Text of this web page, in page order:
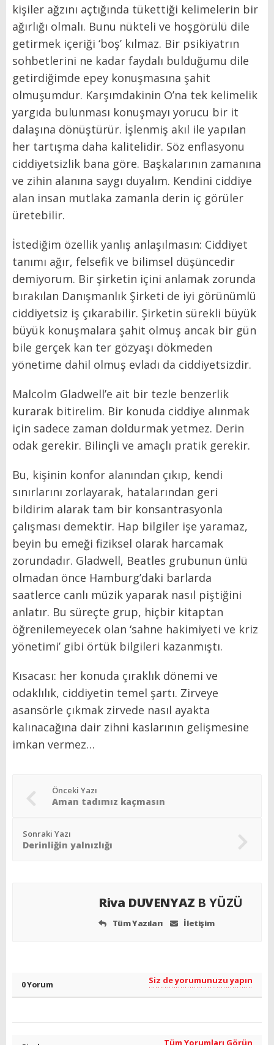
kişiler ağzını açtığında tükettiği kelimelerin bir
ağırlığı olmalı. Bunu nükteli ve hoşgörülü dile
getirmek içeriği ‘boş’ kılmaz. Bir psikiyatrın
sohbetlerini ne kadar faydalı bulduğumu dile
getirdiğimde epey konuşmasına şahit
olmuşumdur. Karşımdakinin O’na tek kelimelik
yargıda bulunması konuşmayı yorucu bir it
dalaşına dönüştürür. İşlenmiş akıl ile yapılan
her tartışma daha kalitelidir. Söz enflasyonu
ciddiyetsizlik bana göre. Başkalarının zamanına
ve zihin alanına saygı duyalım. Kendini ciddiye
alan insan mutlaka zamanla derin iç görüler
üretebilir.
İstediğim özellik yanlış anlaşılmasın: Ciddiyet
tanımı ağır, felsefik ve bilimsel düşüncedir
demiyorum. Bir şirketin içini anlamak zorunda
bırakılan Danışmanlık Şirketi de iyi görünümlü
ciddiyetsiz iş çıkarabilir. Şirketin sürekli büyük
büyük konuşmalara şahit olmuş ancak bir gün
bile gerçek kan ter gözyaşı dökmeden
yönetime dahil olmuş evladı da ciddiyetsizdir.
Malcolm Gladwell’e ait bir tezle benzerlik
kurarak bitirelim. Bir konuda ciddiye alınmak
için sadece zaman doldurmak yetmez. Derin
odak gerekir. Bilinçli ve amaçlı pratik gerekir.
Bu, kişinin konfor alanından çıkıp, kendi
sınırlarını zorlayarak, hatalarından geri
bildirim alarak tam bir konsantrasyonla
çalışması demektir. Hap bilgiler işe yaramaz,
beyin bu emeği fiziksel olarak harcamak
zorundadır. Gladwell, Beatles grubunun ünlü
olmadan önce Hamburg’daki barlarda
saatlerce canlı müzik yaparak nasıl piştiğini
anlatır. Bu süreçte grup, hiçbir kitaptan
öğrenilemeyecek olan ‘sahne hakimiyeti ve kriz
yönetimi’ gibi örtük bilgileri kazanmıştı.
Kısacası: her konuda çıraklık dönemi ve
odaklılık, ciddiyetin temel şartı. Zirveye
asansörle çıkmak zirvede nasıl ayakta
kalınacağına dair zihni kaslarının gelişmesine
imkan vermez…
Önceki Yazı
Aman tadımız kaçmasın
Sonraki Yazı
Derinliğin yalnızlığı
Riva DUVENYAZ B YÜZÜ
Tüm Yazıları İletişim
0 Yorum Siz de yorumunuzu yapın
Tüm Yorumları Görün